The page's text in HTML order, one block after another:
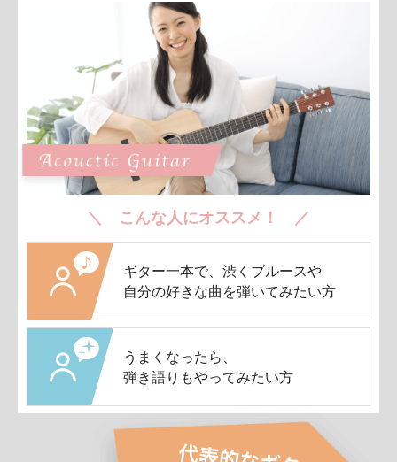
＼ こんな人にオススメ！ ／
ギター一本で、渋くブルースや
自分の好きな曲を弾いてみたい方
うまくなったら、
弾き語りもやってみたい方